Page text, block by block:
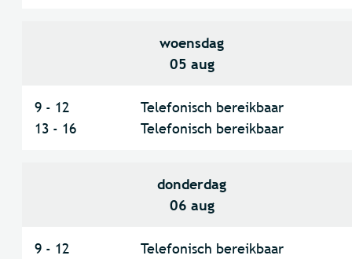
woensdag
05 aug
9 - 12
Telefonisch bereikbaar
13 - 16 Telefonisch bereikbaar
donderdag
06 aug
9 - 12
Telefonisch bereikbaar